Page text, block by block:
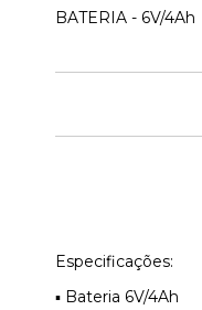
BATERIA - 6V/4Ah
Especificações:
▪ Bateria 6V/4Ah